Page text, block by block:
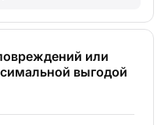
или
выгодой